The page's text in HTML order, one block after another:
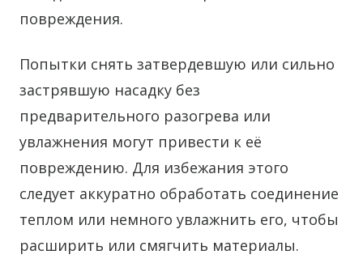
повреждения.
Попытки снять затвердевшую или сильно
застрявшую насадку без
предварительного разогрева или
увлажнения могут привести к её
повреждению. Для избежания этого
следует аккуратно обработать соединение
теплом или немного увлажнить его, чтобы
расширить или смягчить материалы.